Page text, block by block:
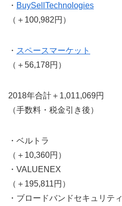
・ BuySellTechnologies
（＋100,982円）
・ スペースマーケット
（＋56,178円）
2018年合計＋1,011,069円
（手数料・税金引き後）
・ベルトラ
（＋10,360円）
・VALUENEX
（＋195,811円）
・ブロードバンドセキュリティ